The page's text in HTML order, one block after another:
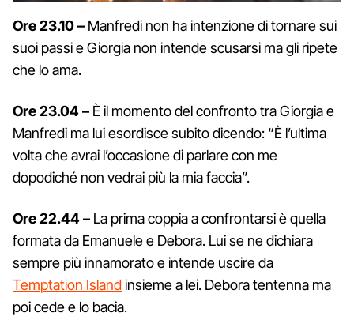
Ore 23.10 – Manfredi non ha intenzione di tornare sui
suoi passi e Giorgia non intende scusarsi ma gli ripete
che lo ama.
Ore 23.04 – È il momento del confronto tra Giorgia e
Manfredi ma lui esordisce subito dicendo: “È l’ultima
volta che avrai l’occasione di parlare con me
dopodiché non vedrai più la mia faccia”.
Ore 22.44 – La prima coppia a confrontarsi è quella
formata da Emanuele e Debora. Lui se ne dichiara
sempre più innamorato e intende uscire da
Temptation Islandinsieme a lei. Debora tentenna ma
poi cede e lo bacia.